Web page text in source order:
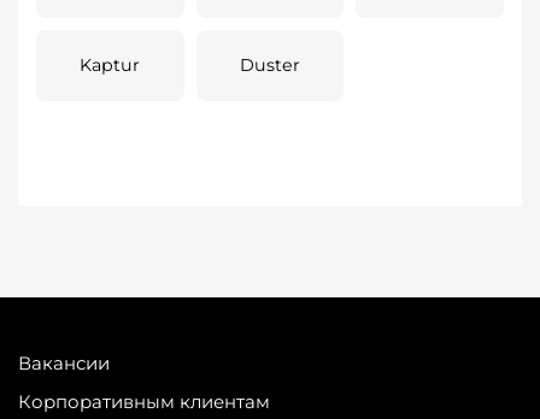
Kaptur Duster
Вакансии
Корпоративным клиентам